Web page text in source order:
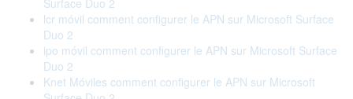
Surface Duo 2
lcr móvil comment configurer le APN sur Microsoft Surface
Duo 2
ipo móvil comment configurer le APN sur Microsoft Surface
Duo 2
Knet Móviles comment configurer le APN sur Microsoft